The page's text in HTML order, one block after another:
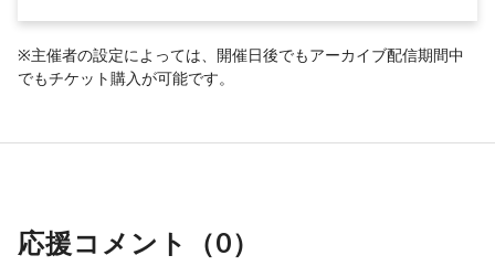
※主催者の設定によっては、開催日後でもアーカイブ配信期間中
でもチケット購入が可能です。
応援コメント（0）